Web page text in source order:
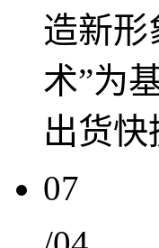
造新形
术”为
出货
07